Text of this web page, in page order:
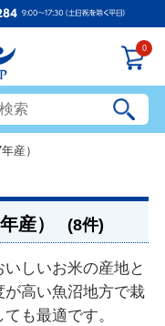
0
産）
産） (8件)
しいお米の産地と
が高い魚沼地方で栽
も最適です。